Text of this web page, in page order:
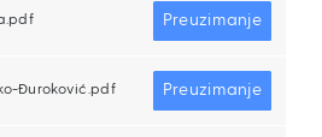
Preuzimanje
Đuroković.pdf Preuzimanje